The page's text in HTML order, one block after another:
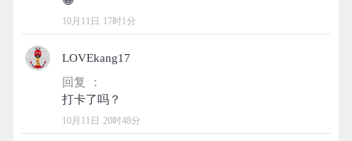
10月11日 17时1分
LOVEkang17
回复 ：
10月11日 20时48分